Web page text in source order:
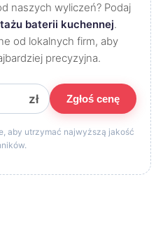
naszych wyliczeń? Podaj
baterii kuchennej.
od lokalnych firm, aby
precyzyjna.
zł Zgłoś cenę
aby utrzymać najwyższą jakość